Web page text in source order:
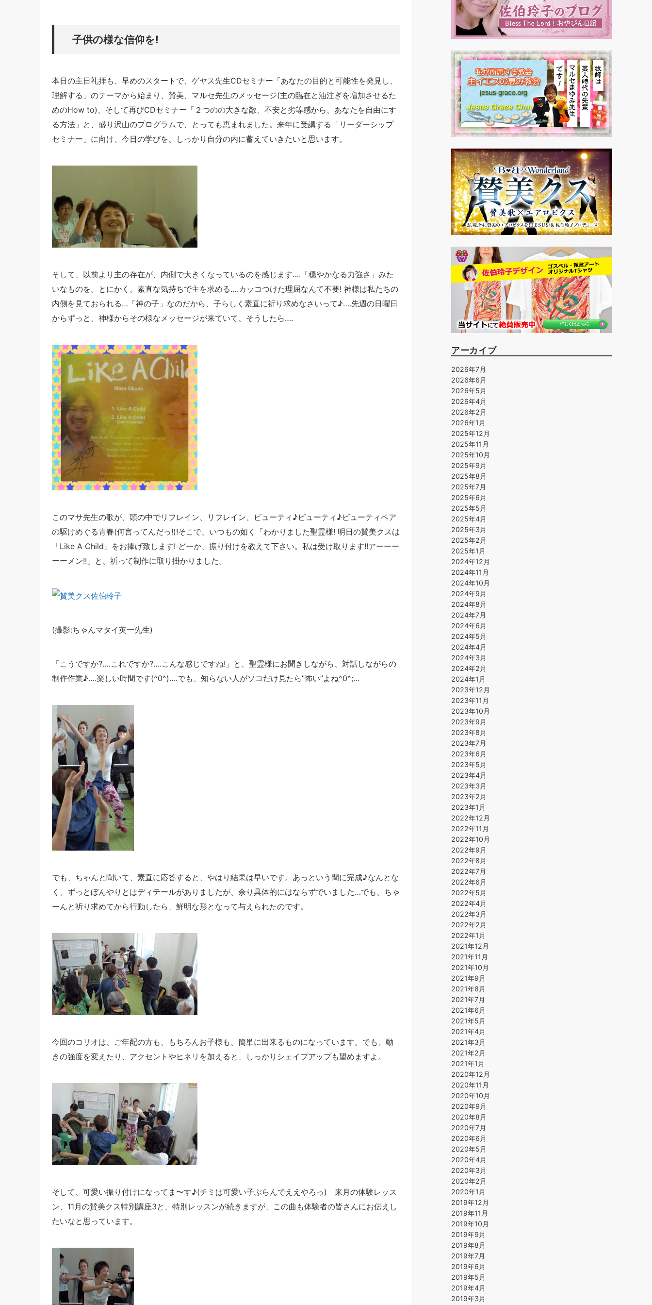
子供の様な信仰を!
本日の主日礼拝も、早めのスタートで、ゲヤス先生CDセミナー「あなたの目的と可能性を発見し、
理解する」のテーマから始まり、賛美、マルセ先生のメッセージ(主の臨在と油注ぎを増加させるた
めのHow to)、そして再びCDセミナー「２つのの大きな敵、不安と劣等感から、あなたを自由にす
る方法」と、盛り沢山のプログラムで、とっても恵まれました。来年に受講する「リーダーシップ
セミナー」に向け、今日の学びを、しっかり自分の内に蓄えていきたいと思います。
そして、以前より主の存在が、内側で大きくなっているのを感じます….「穏やかなる力強さ」みた
いなものを。とにかく、素直な気持ちで主を求める….カッコつけた理屈なんて不要! 神様は私たちの
内側を見ておられる…「神の子」なのだから、子らしく素直に祈り求めなさいって♪….先週の日曜日
からずっと、神様からその様なメッセージが来ていて、そうしたら….
このマサ先生の歌が、頭の中でリフレイン、リフレイン、ビューティ♪ビューティ♪ビューティペア
の駆けめぐる青春(何言ってんだっ!)!そこで、いつもの如く「わかりました聖霊様! 明日の賛美クスは
「Like A Child」をお捧げ致します! どーか、振り付けを教えて下さい。私は受け取ります!!アーーー
ーーメン!!」と、祈って制作に取り掛かりました。
(撮影:ちゃんマタイ英一先生)
「こうですか?….これですか?….こんな感じですね!」と、聖霊様にお聞きしながら、対話しながらの
制作作業♪….楽しい時間です(^0^)….でも、知らない人がソコだけ見たら”怖い”よね^0^;…
でも、ちゃんと聞いて、素直に応答すると、やはり結果は早いです。あっという間に完成♪なんとな
く、ずっとぼんやりとはディテールがありましたが、余り具体的にはならずでいました…でも、ちゃ
ーんと祈り求めてから行動したら、鮮明な形となって与えられたのです。
今回のコリオは、ご年配の方も、もちろんお子様も、簡単に出来るものになっています。でも、動
きの強度を変えたり、アクセントやヒネリを加えると、しっかりシェイプアップも望めますよ。
そして、可愛い振り付けになってま〜す♪(チミは可愛い子ぶらんでええやろっ) 来月の体験レッス
ン、11月の賛美クス特別講座3と、特別レッスンが続きますが、この曲も体験者の皆さんにお伝えし
たいなと思っています。
アーカイブ
2026年7月
2026年6月
2026年5月
2026年4月
2026年2月
2026年1月
2025年12月
2025年11月
2025年10月
2025年9月
2025年8月
2025年7月
2025年6月
2025年5月
2025年4月
2025年3月
2025年2月
2025年1月
2024年12月
2024年11月
2024年10月
2024年9月
2024年8月
2024年7月
2024年6月
2024年5月
2024年4月
2024年3月
2024年2月
2024年1月
2023年12月
2023年11月
2023年10月
2023年9月
2023年8月
2023年7月
2023年6月
2023年5月
2023年4月
2023年3月
2023年2月
2023年1月
2022年12月
2022年11月
2022年10月
2022年9月
2022年8月
2022年7月
2022年6月
2022年5月
2022年4月
2022年3月
2022年2月
2022年1月
2021年12月
2021年11月
2021年10月
2021年9月
2021年8月
2021年7月
2021年6月
2021年5月
2021年4月
2021年3月
2021年2月
2021年1月
2020年12月
2020年11月
2020年10月
2020年9月
2020年8月
2020年7月
2020年6月
2020年5月
2020年4月
2020年3月
2020年2月
2020年1月
2019年12月
2019年11月
2019年10月
2019年9月
2019年8月
2019年7月
2019年6月
2019年5月
2019年4月
2019年3月